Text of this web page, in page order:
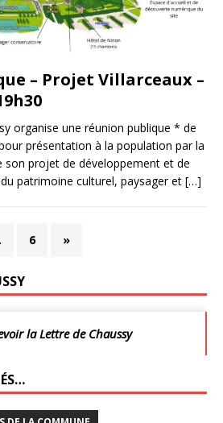
– Projet Villarceaux –
organise une réunion publique * de
présentation à la population par la
son projet de développement et de
patrimoine culturel, paysager et […]
6 »
la Lettre de Chaussy